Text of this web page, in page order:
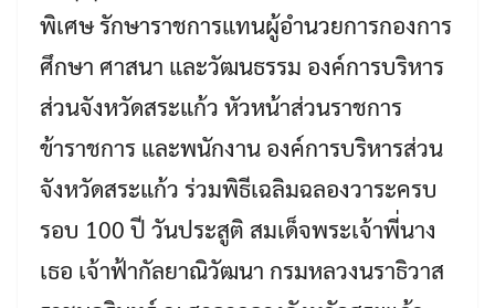
พิเศษ รักษาราชการแทนผู้อำนวยการกองการ
ศึกษา ศาสนา และวัฒนธรรม องค์การบริหาร
ส่วนจังหวัดสระแก้ว หัวหน้าส่วนราชการ
ข้าราชการ และพนักงาน องค์การบริหารส่วน
จังหวัดสระแก้ว ร่วมพิธีเฉลิมฉลองวาระครบ
รอบ 100 ปี วันประสูติ สมเด็จพระเจ้าพี่นาง
เธอ เจ้าฟ้ากัลยาณิวัฒนา กรมหลวงนราธิวาส